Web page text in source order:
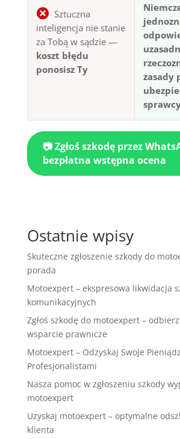
Sztuczna
inteligencja nie stanie
za Tobą w sądzie —
koszt błędu
ponosisz Ty
zasady
📷 Zgłoś szkodę przez
bezpłatna wstępna ocena
Ostatnie wpisy
Skuteczne zgłoszenie szkody do
porada
Motoexpert – ekspresowa likwidacja
komunikacyjnych
Zgłoś szkodę do motoexpert – odbierz
wsparcie prawnicze
Motoexpert – Odzyskaj Swoje
Profesjonalistami
Nasza pomoc w zgłoszeniu szkody
motoexpert
Uzyskaj motoexpert – optymalne
klienta